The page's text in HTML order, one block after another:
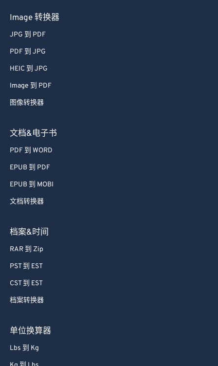
Image 转换器
JPG 到 PDF
PDF 到 JPG
HEIC 到 JPG
Image 到 PDF
图像转换器
文档&电子书
PDF 到 WORD
EPUB 到 PDF
EPUB 到 MOBI
文档转换器
档案&时间
RAR 到 Zip
PST 到 EST
CST 到 EST
档案转换器
单位换算器
Lbs 到 Kg